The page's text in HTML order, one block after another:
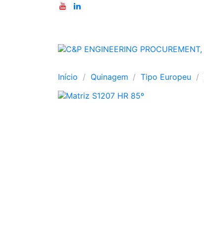
Início Quinagem Tipo Europeu